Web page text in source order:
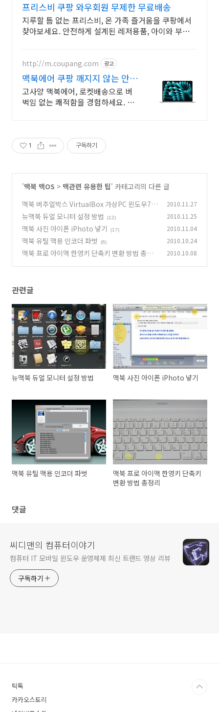
프리스비 쿠팡 와우회원 무제한 무료배송
지루할 틈 없는 프리스비, 온 가족 즐거움을 쿠팡에서
찾아보세요. 안전하게 설계된 레저용품, 아이와 부모님
http://m.coupang.com 광고
맥북에어 쿠팡 깨지지 않는 안전
한 배송
고사양 맥북에어, 로켓배송으로 버
벅임 없는 쾌적함을 경험하세요. 끊
1 구독하기
'맥북 맥OS > 맥관련 유용한 팁' 카테고리의 다른 글
맥북 버추얼박스 VirtualBox 가상PC 윈도우7
윈도우XP 설치
(12)
2010.11.27
뉴맥북 듀얼 모니터 설정 방법 (12) 2010.11.25
맥북 사진 아이폰 iPhoto 넣기 (17) 2010.11.04
맥북 유틸 맥용 인코더 파벗 (6) 2010.10.24
맥북 프로 아이맥 한영키 단축키 변환 방법 총정
2010.10.08
관련글
뉴맥북 듀얼 모니터 설정 방법 맥북 사진 아이폰 iPhoto 넣기
맥북 유틸 맥용 인코더 파벗
맥북 프로 아이맥 한영키 단축키
변환 방법 총정리
댓글
씨디맨의 컴퓨터이야기
컴퓨터 IT 모바일 윈도우 운영체제 최신 트랜드 영상 리뷰
구독하기
틱톡
카카오스토리